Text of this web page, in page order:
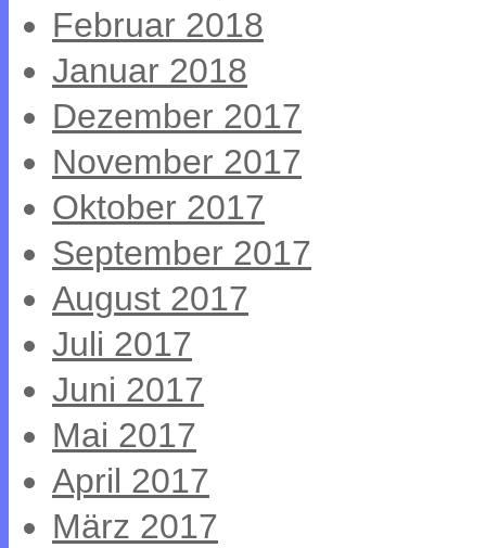
Februar 2018
Januar 2018
Dezember 2017
November 2017
Oktober 2017
September 2017
August 2017
Juli 2017
Juni 2017
Mai 2017
April 2017
März 2017